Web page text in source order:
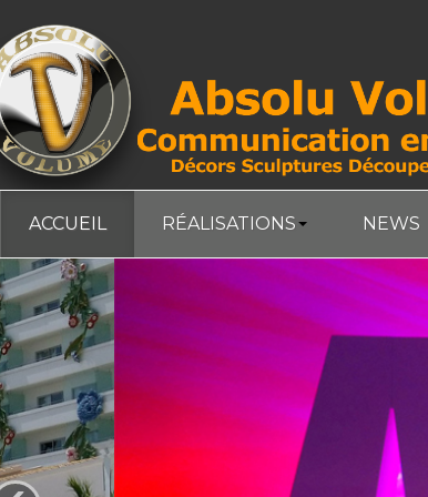
ACCUEIL RÉALISATIONS NEWS
‹